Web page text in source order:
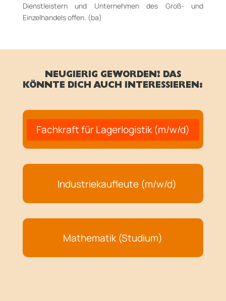
Dienstleistern und Unternehmen des Groß- und
Einzelhandels offen. (ba)
NEUGIERIG GEWORDEN? DAS
KÖNNTE DICH AUCH INTERESSIEREN:
Fachkraft für Lagerlogistik (m/w/d)
Industriekaufleute (m/w/d)
Mathematik (Studium)